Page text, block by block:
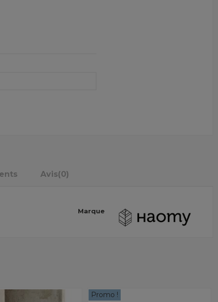
Avis(0)
Marque
Promo !